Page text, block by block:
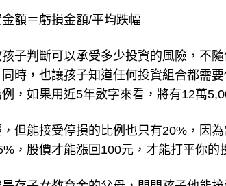
額＝虧損金額/平均跌幅
子判斷可以承受多少投資的風險，不
時，也讓孩子知道任何投資組合都需
，如果用近5年數字來看，將有12萬
但能接受停損的比例也只有20%，因
，股價才能漲回100元，才能打平你的